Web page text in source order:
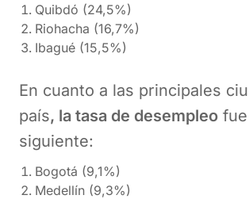
Quibdó (24,5%)
Riohacha (16,7%)
Ibagué (15,5%)
En cuanto a las principales
país, la tasa de desempleo
siguiente:
Bogotá (9,1%)
Medellín (9,3%)